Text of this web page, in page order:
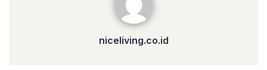
niceliving.co.id